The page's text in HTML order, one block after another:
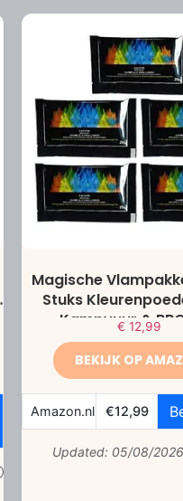
Magische
Stuks
Kampvuur &
€ 12,99
BEKIJK OP
Amazon.nl €12,99
Updated: 05/08/